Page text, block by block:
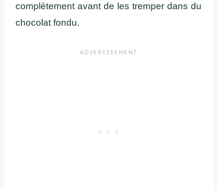
complètement avant de les tremper dans du
chocolat fondu.